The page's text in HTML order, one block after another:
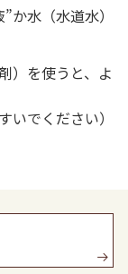
水（水道水）
）を使うと、よ
いでください）